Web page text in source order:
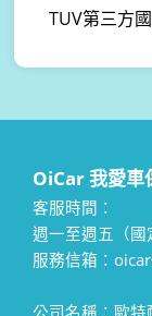
TUV第三方
OiCar 我愛車
客服時間：
週一至週五（
服務信箱：